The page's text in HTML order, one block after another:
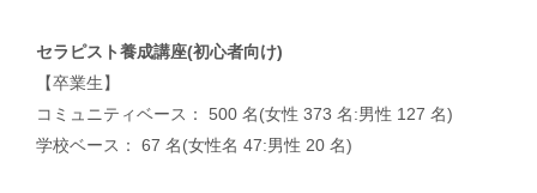
セラピスト養成講座(初心者向け)
【卒業生】
コミュニティベース： 500 名(女性 373 名:男性 127 名)
学校ベース： 67 名(女性名 47:男性 20 名)